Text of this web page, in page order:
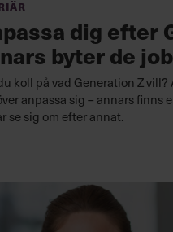
dig efter
byter de
koll på vad Generation Z
anpassa sig – annars finns
se sig om efter annat.